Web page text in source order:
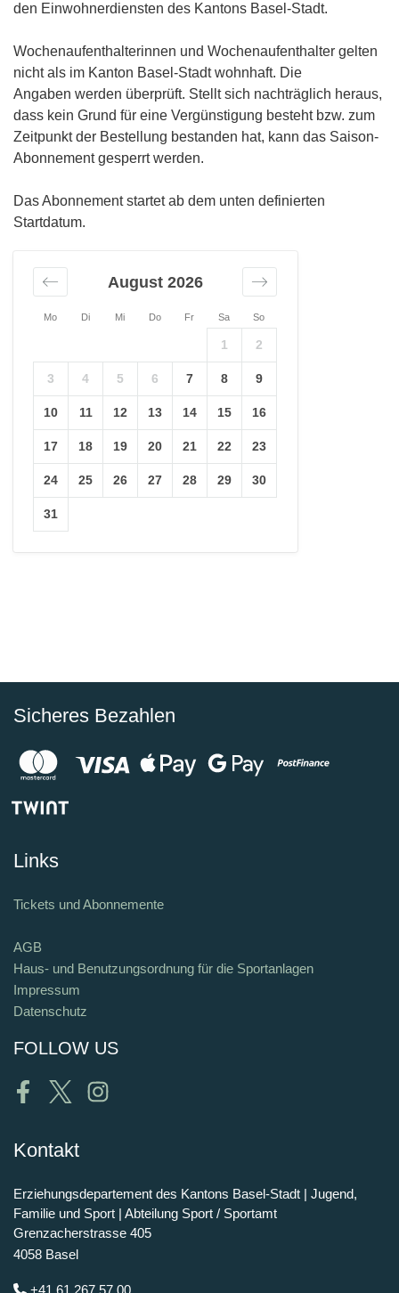
den Einwohnerdiensten des Kantons Basel-Stadt.
Wochenaufenthalterinnen und Wochenaufenthalter gelten
nicht als im Kanton Basel-Stadt wohnhaft. Die
Angaben werden überprüft. Stellt sich nachträglich heraus,
dass kein Grund für eine Vergünstigung besteht bzw. zum
Zeitpunkt der Bestellung bestanden hat, kann das Saison-
Abonnement gesperrt werden.
Das Abonnement startet ab dem unten definierten
Startdatum.
Mo Di Mi Do Fr Sa So
August 2026
1 2
3 4 5 6 7 8 9
10 11 12 13 14 15 16
17 18 19 20 21 22 23
24 25 26 27 28 29 30
31
Sicheres Bezahlen
Links
Tickets und Abonnemente
AGB
Haus- und Benutzungsordnung für die Sportanlagen
Impressum
Datenschutz
FOLLOW US
FacebookTwitterInstagram
Kontakt
Erziehungsdepartement des Kantons Basel-Stadt | Jugend,
Familie und Sport | Abteilung Sport / Sportamt
Grenzacherstrasse 405
4058 Basel